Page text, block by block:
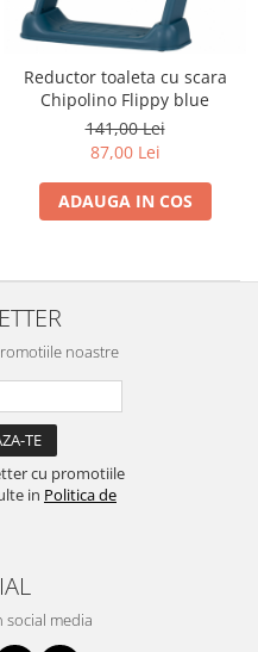
Reductor toaleta cu scara
Chipolino Flippy blue
141,00 Lei
87,00 Lei
ADAUGA IN COS
noastre
cu promotiile
in Politica de
social media